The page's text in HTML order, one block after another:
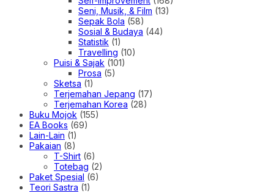
Seni, Musik, & Film (13)
Sepak Bola (58)
Sosial & Budaya (44)
Statistik (1)
Travelling (10)
Puisi & Sajak (101)
Prosa (5)
Sketsa (1)
Terjemahan Jepang (17)
Terjemahan Korea (28)
Buku Mojok (155)
EA Books (69)
Lain-Lain (1)
Pakaian (8)
T-Shirt (6)
Totebag (2)
Paket Spesial (6)
Teori Sastra (1)